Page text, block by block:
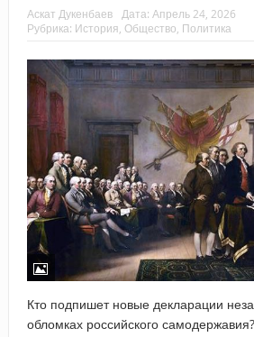
Аскат Дукенбаев Дата: Апрель 24, 2026
Рубрика: История Общество Политика
Кто подпишет новые декларации
обломках российского самодержавия?